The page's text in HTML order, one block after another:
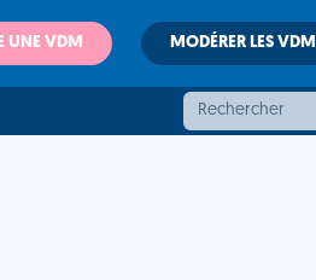
UNE VDM MODÉRER LES VDM